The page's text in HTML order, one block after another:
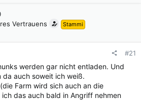
Vertrauens Stammi
#21
werden gar nicht entladen. Und
da auch soweit ich weiß.
Farm wird sich auch an die
das auch bald in Angriff nehmen